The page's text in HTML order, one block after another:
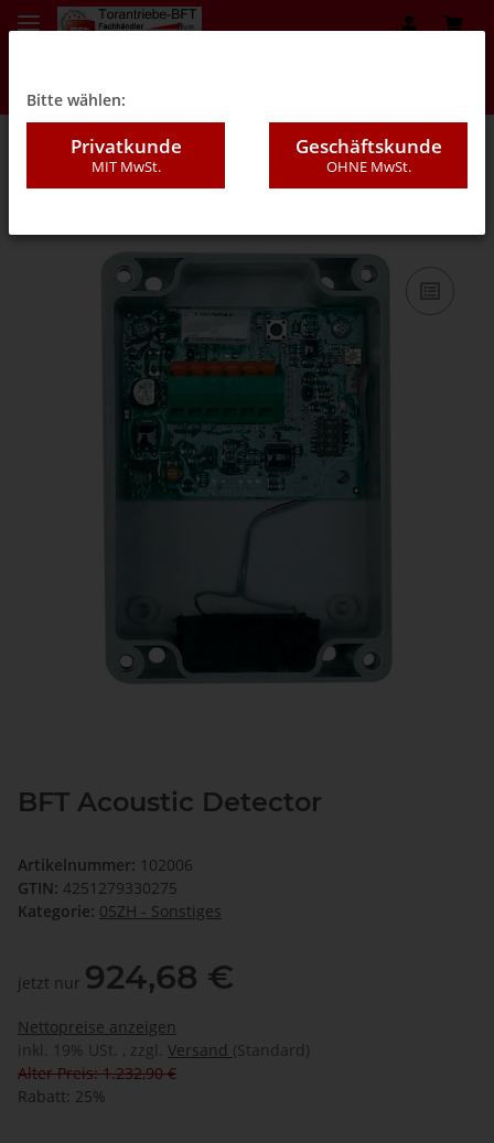
05ZH - Sonstiges
BFT Acoustic Detector
Artikelnummer: 102006
GTIN: 4251279330275
Kategorie: 05ZH - Sonstiges
jetzt nur 924,68 €
Nettopreise anzeigen
inkl. 19% USt. , zzgl. Versand (Standard)
Alter Preis: 1.232,90 €
Rabatt: 25%
Bitte wählen:
Privatkunde
MIT MwSt.
Geschäftskunde
OHNE MwSt.